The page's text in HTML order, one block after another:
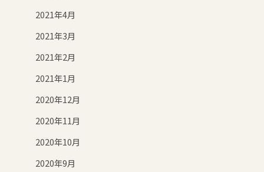
2021年4月
2021年3月
2021年2月
2021年1月
2020年12月
2020年11月
2020年10月
2020年9月